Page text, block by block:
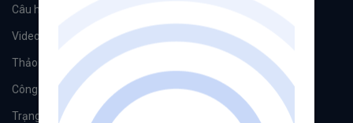
Câu hỏi
Videos
Thảo luận Đề xuất hệ thống
Công cụ Machine Learning
Trạng thái hệ thống